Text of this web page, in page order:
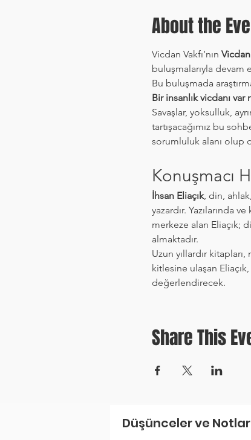
About the
Vicdan Vakfı’nın
buluşmalarıyla devam
Bu buluşmada
Bir insanlık vicdanı var
Savaşlar, yoksulluk,
tartışacağımız bu
sorumluluk alanı olup
Konuşmacı
İhsan Eliaçık, din,
yazardır. Yazılarında
merkeze alan Eliaçık;
almaktadır.
Uzun yıllardır
kitlesine ulaşan
değerlendirecek.
Share This
Düşünceler ve Notlar